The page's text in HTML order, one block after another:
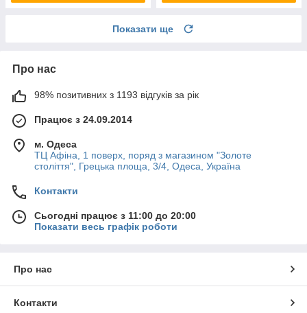
Показати ще
Про нас
98% позитивних з 1193 відгуків за рік
Працює з 24.09.2014
м. Одеса
ТЦ Афіна, 1 поверх, поряд з магазином "Золоте
століття", Грецька площа, 3/4, Одеса, Україна
Контакти
Сьогодні працює з 11:00 до 20:00
Показати весь графік роботи
Про нас
Контакти